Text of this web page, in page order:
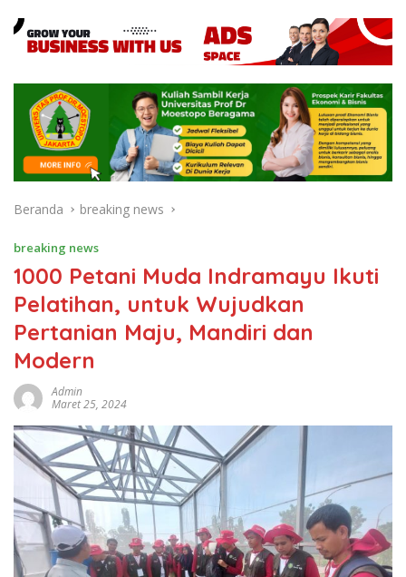
Beranda breaking news
breaking news
1000 Petani Muda Indramayu Ikuti
Pelatihan, untuk Wujudkan
Pertanian Maju, Mandiri dan
Modern
Admin
Maret 25, 2024